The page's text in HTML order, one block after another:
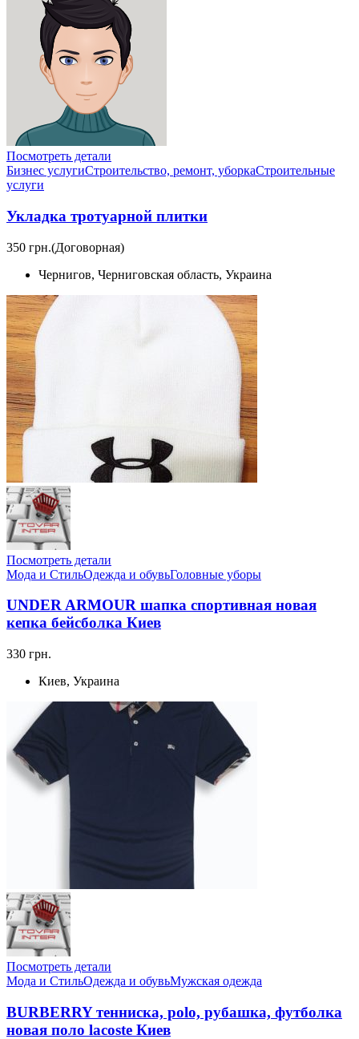
Посмотреть детали
Бизнес услугиСтроительство, ремонт, уборкаCтроительные
услуги
Укладка тротуарной плитки
350 грн.(Договорная)
Чернигов, Черниговская область, Украина
Посмотреть детали
Мода и СтильОдежда и обувьГоловные уборы
UNDER ARMOUR шапка спортивная новая
кепка бейсболка Киев
330 грн.
Киев, Украина
Посмотреть детали
Мода и СтильОдежда и обувьМужская одежда
BURBERRY тенниска, polo, рубашка, футболка
новая поло lacoste Киев